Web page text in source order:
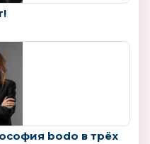
bodo в трёх